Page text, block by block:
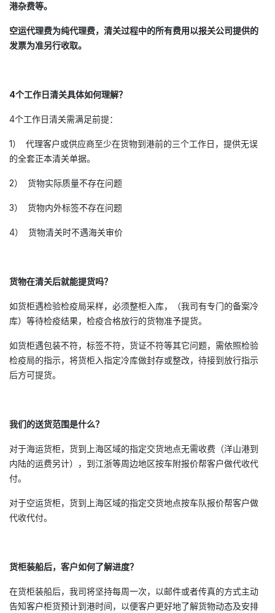
港杂费等。
空运代理费为纯代理费，清关过程中的所有费用以报关公司提供的
发票为准另行收取。
4个工作日清关具体如何理解？
4个工作日清关需满足前提：
1） 代理客户或供应商至少在货物到港前的三个工作日，提供无误
的全套正本清关单据。
2） 货物实际质量不存在问题
3） 货物内外标签不存在问题
4） 货物清关时不遇海关审价
货物在清关后就能提货吗？
如货柜遇检验检疫局采样，必须整柜入库，（我司有专门的备案冷
库）等待检疫结果，检疫合格放行的货物准予提货。
如货柜遇包装不符，标签不符，货证不符等其它问题，需依照检验
检疫局的指示，将货柜入指定冷库做封存或整改，待接到放行指示
后方可提货。
我们的送货范围是什么？
对于海运货柜，货到上海区域的指定交货地点无需收费（洋山港到
内陆的运费另计），到江浙等周边地区按车附报价帮客户做代收代
付。
对于空运货柜，货到上海区域的指定交货地点按车队报价帮客户做
代收代付。
货柜装船后，客户如何了解进度？
在货柜装船后，我司将坚持每周一次，以邮件或者传真的方式主动
告知客户柜货预计到港时间，以便客户更好地了解货物动态及安排